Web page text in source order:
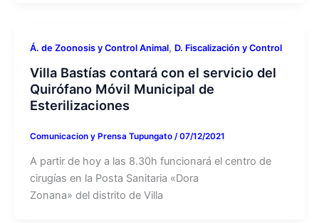
Á. de Zoonosis y Control Animal, D. Fiscalización y Control
Villa Bastías contará con el servicio del
Quirófano Móvil Municipal de
Esterilizaciones
Comunicacion y Prensa Tupungato /07/12/2021
A partir de hoy a las 8.30h funcionará el centro de
cirugías en la Posta Sanitaria «Dora
Zonana» del distrito de Villa